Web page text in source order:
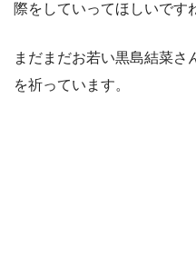
際をしていってほしいです
まだまだお若い黒島結菜さ
を祈っています。